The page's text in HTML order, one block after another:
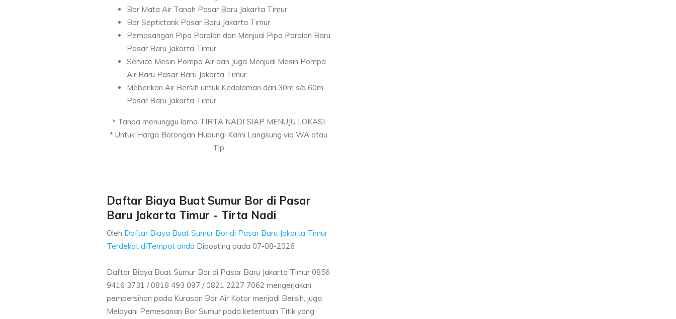
Bor Mata Air Tanah Pasar Baru Jakarta Timur
Bor Septictank Pasar Baru Jakarta Timur
Pemasangan Pipa Paralon dan Menjual Pipa Paralon Baru
Pasar Baru Jakarta Timur
Service Mesin Pompa Air dan Juga Menjual Mesin Pompa
Air Baru Pasar Baru Jakarta Timur
Meberikan Air Bersih untuk Kedalaman dari 30m s/d 60m
Pasar Baru Jakarta Timur
* Tanpa menunggu lama TIRTA NADI SIAP MENUJU LOKASI
* Untuk Harga Borongan Hubungi Kami Langsung via WA atau
Tlp
Daftar Biaya Buat Sumur Bor di Pasar
Baru Jakarta Timur - Tirta Nadi
Oleh Daftar Biaya Buat Sumur Bor di Pasar Baru Jakarta Timur
Terdekat diTempat anda Diposting pada 07-08-2026
Daftar Biaya Buat Sumur Bor di Pasar Baru Jakarta Timur 0856
9416 3731 / 0818 493 097 / 0821 2227 7062 mengerjakan
pembersihan pada Kurasan Bor Air Kotor menjadi Bersih, juga
Melayani Pemesanan Bor Sumur pada ketentuan Titik yang